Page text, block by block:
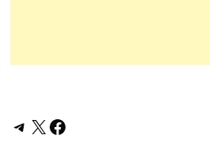
Telegram
X Facebook